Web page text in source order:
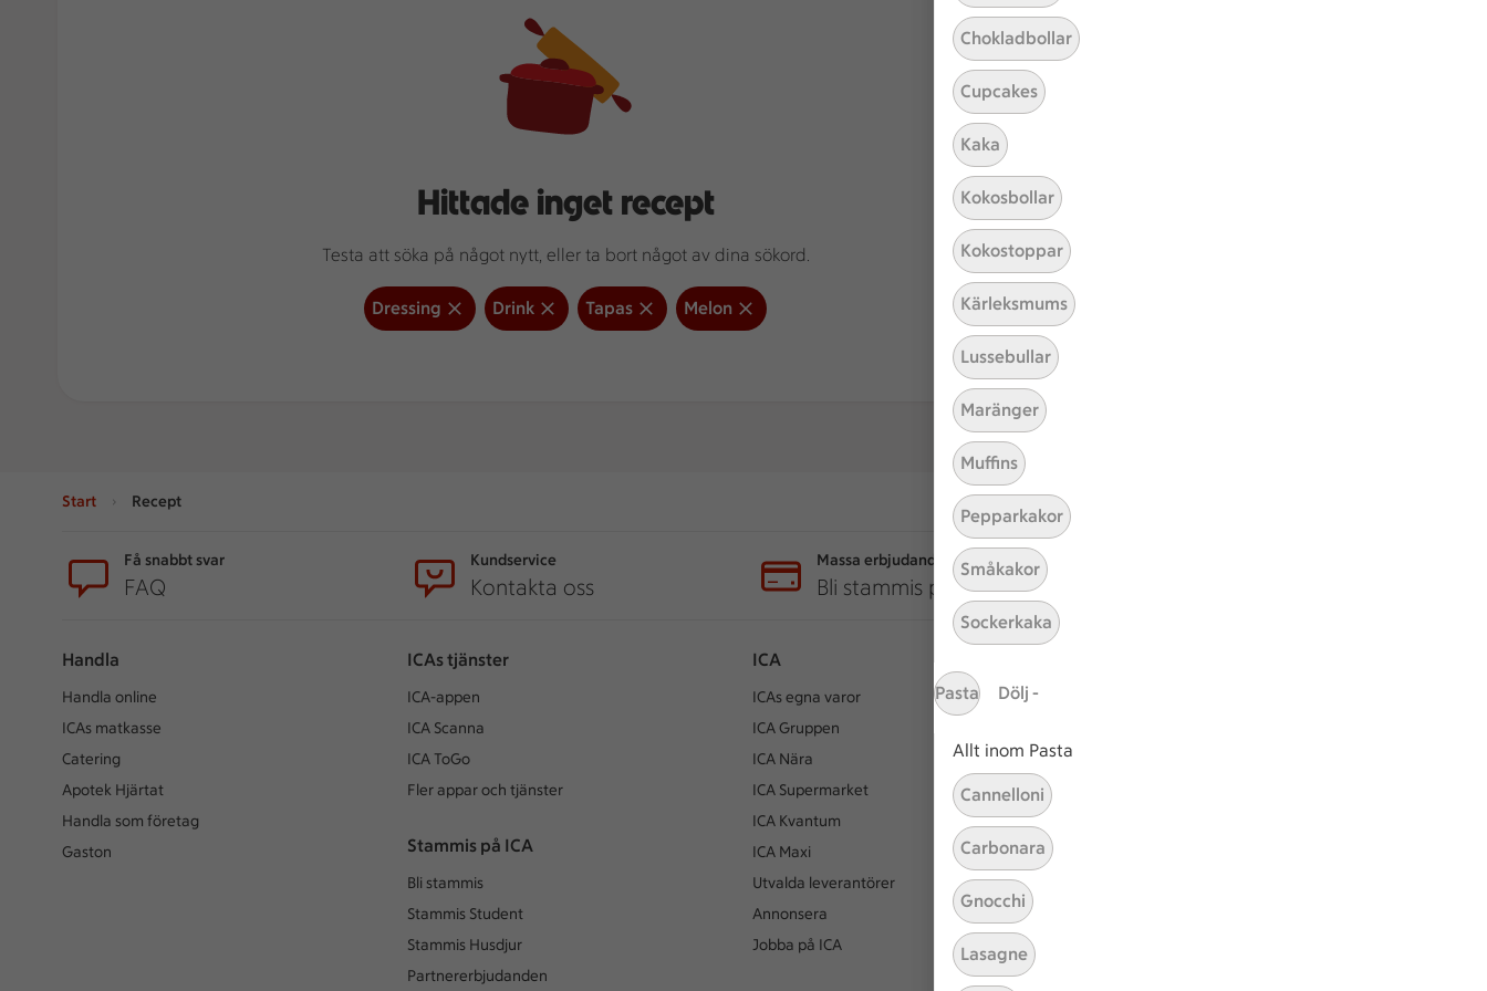
Chokladbollar
Cupcakes
Kaka
Kokosbollar
Kokostoppar
Kärleksmums
Lussebullar
Maränger
Muffins
Pepparkakor
Småkakor
Sockerkaka
Pasta Dölj -
Allt inom Pasta
Cannelloni
Carbonara
Gnocchi
Lasagne
Hittade inget recept
Testa att söka på något nytt, eller ta bort något av dina sökord.
Dressing Drink Tapas Melon
Start Recept
Få snabbt svar
FAQ
Kundservice
Kontakta oss
Massa erbjudanden
Bli stammis på ICA
Handla
Handla online
ICAs matkasse
Catering
Apotek Hjärtat
Handla som företag
Gaston
ICAs tjänster
ICA-appen
ICA Scanna
ICA ToGo
Fler appar och tjänster
Stammis på ICA
Bli stammis
Stammis Student
Stammis Husdjur
Partnererbjudanden
ICA
ICAs egna varor
ICA Gruppen
ICA Nära
ICA Supermarket
ICA Kvantum
ICA Maxi
Utvalda leverantörer
Annonsera
Jobba på ICA